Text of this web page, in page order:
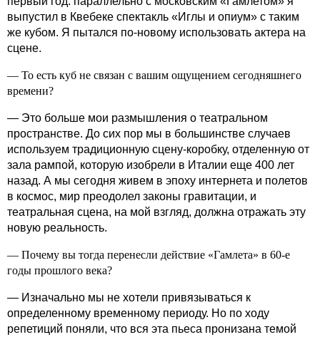
выпустил в Квебеке спектакль «Иглы и опиум» с таким
же кубом. Я пытался по-новому использовать актера на
сцене.
— То есть куб не связан с вашим ощущением сегодняшнего
времени?
— Это больше мои размышления о театральном
пространстве. До сих пор мы в большинстве случаев
используем традиционную сцену-коробку, отделенную от
зала рампой, которую изобрели в Италии еще 400 лет
назад. А мы сегодня живем в эпоху интернета и полетов
в космос, мир преодолел законы гравитации, и
театральная сцена, на мой взгляд, должна отражать эту
новую реальность.
— Почему вы тогда перенесли действие «Гамлета» в 60-е
годы прошлого века?
— Изначально мы не хотели привязываться к
определенному временному периоду. Но по ходу
репетиций поняли, что вся эта пьеса пронизана темой